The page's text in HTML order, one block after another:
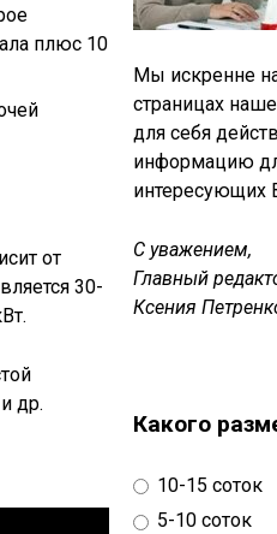
плюс 10
от
30-
др.
Мы искренне
страницах
для себя
информацию
интересующих
С уважением,
Главный
Ксения
Какого
10-15 соток
5-10 соток